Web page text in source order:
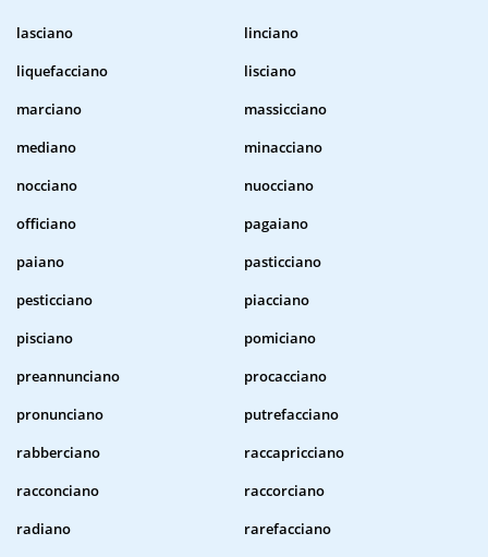
lasciano
linciano
liquefacciano
lisciano
marciano
massicciano
mediano
minacciano
nocciano
nuocciano
officiano
pagaiano
paiano
pasticciano
pesticciano
piacciano
pisciano
pomiciano
preannunciano
procacciano
pronunciano
putrefacciano
rabberciano
raccapricciano
racconciano
raccorciano
radiano
rarefacciano